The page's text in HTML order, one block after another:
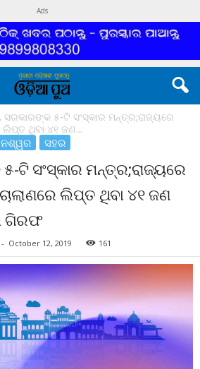
Ads
ସରକାରଙ୍କ ୫-ଟି ସଂସ୍କାର ମନ୍ତ୍ର;ରାଜ୍ୟରେ
ଥିବା ୪୧ ଜଣ...
ସହର
ଟି ସଂସ୍କାର ମନ୍ତ୍ର;ରାଜ୍ୟରେ
ଲିପ୍ତ ଥିବା ୪୧ ଜଣ
ଗିରଫ
- October 12, 2019 161